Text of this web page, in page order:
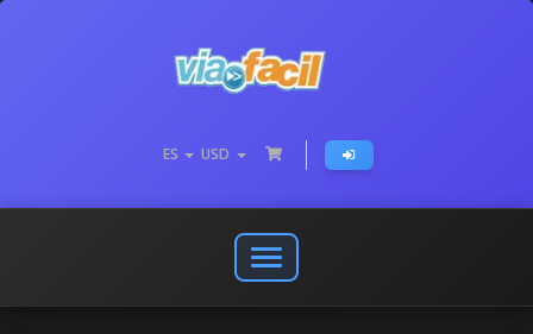
ES USD
Abrir
o